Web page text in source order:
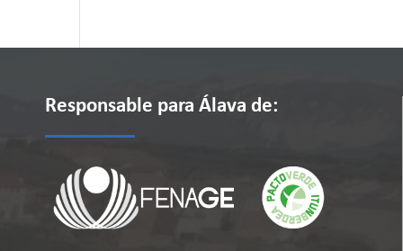
Responsable para Álava de: